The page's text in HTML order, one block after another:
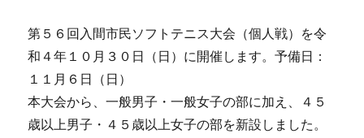
第５６回入間市民ソフトテニス大会（個人戦）を令
和４年１０月３０日（日）に開催します。予備日：
１１月６日（日）
本大会から、一般男子・一般女子の部に加え、４５
歳以上男子・４５歳以上女子の部を新設しました。